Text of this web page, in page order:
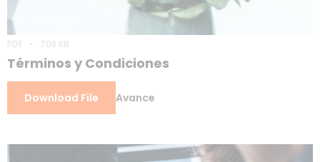
PDF 708 KB
Términos y Condiciones
Download File Avance